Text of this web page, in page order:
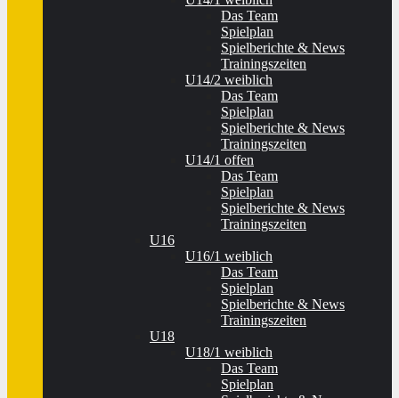
Das Team
Spielplan
Spielberichte & News
Trainingszeiten
U14/2 weiblich
Das Team
Spielplan
Spielberichte & News
Trainingszeiten
U14/1 offen
Das Team
Spielplan
Spielberichte & News
Trainingszeiten
U16
U16/1 weiblich
Das Team
Spielplan
Spielberichte & News
Trainingszeiten
U18
U18/1 weiblich
Das Team
Spielplan